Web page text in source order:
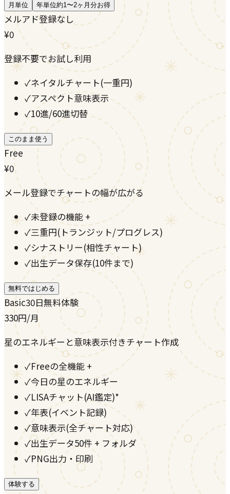
月単位 年単位約1〜2ヶ月分お得
メルアド登録なし
¥0
登録不要でお試し利用
✓ネイタルチャート(一重円)
✓アスペクト意味表示
✓10進/60進切替
このまま使う
Free
¥0
メール登録でチャートの幅が広がる
✓未登録の機能 +
✓三重円(トランジット/プログレス)
✓シナストリー(相性チャート)
✓出生データ保存(10件まで)
無料ではじめる
Basic30日無料体験
330円/月
星のエネルギーと意味表示付きチャート作成
✓Freeの全機能 +
✓今日の星のエネルギー
✓LISAチャット(AI鑑定)*
✓年表(イベント記録)
✓意味表示(全チャート対応)
✓出生データ50件 + フォルダ
✓PNG出力・印刷
体験する